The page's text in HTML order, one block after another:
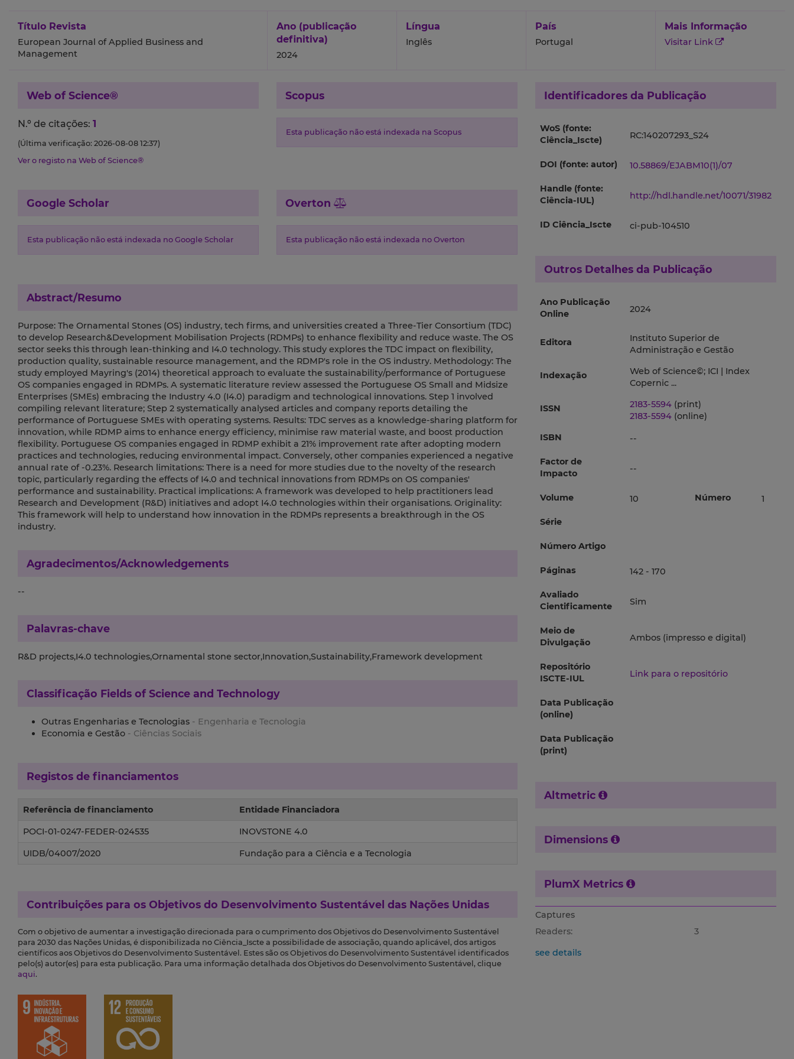
Título Revista
European Journal of Applied Business and
Management
Ano (publicação
definitiva)
2024
Língua
Inglês
País
Portugal
Mais Informação
Visitar Link
Web of Science®
N.º de citações: 1
(Última verificação: 2026-08-08 12:37)
Ver o registo na Web of Science®
Scopus
Esta publicação não está indexada na Scopus
Google Scholar
Esta publicação não está indexada no Google Scholar
Overton
Esta publicação não está indexada no Overton
Abstract/Resumo
Purpose: The Ornamental Stones (OS) industry, tech firms, and universities created a Three-Tier Consortium (TDC)
to develop Research&Development Mobilisation Projects (RDMPs) to enhance flexibility and reduce waste. The OS
sector seeks this through lean-thinking and I4.0 technology. This study explores the TDC impact on flexibility,
production quality, sustainable resource management, and the RDMP's role in the OS industry. Methodology: The
study employed Mayring's (2014) theoretical approach to evaluate the sustainability/performance of Portuguese
OS companies engaged in RDMPs. A systematic literature review assessed the Portuguese OS Small and Midsize
Enterprises (SMEs) embracing the Industry 4.0 (I4.0) paradigm and technological innovations. Step 1 involved
compiling relevant literature; Step 2 systematically analysed articles and company reports detailing the
performance of Portuguese SMEs with operating systems. Results: TDC serves as a knowledge-sharing platform for
innovation, while RDMP aims to enhance energy efficiency, minimise raw material waste, and boost production
flexibility. Portuguese OS companies engaged in RDMP exhibit a 21% improvement rate after adopting modern
practices and technologies, reducing environmental impact. Conversely, other companies experienced a negative
annual rate of -0.23%. Research limitations: There is a need for more studies due to the novelty of the research
topic, particularly regarding the effects of I4.0 and technical innovations from RDMPs on OS companies'
performance and sustainability. Practical implications: A framework was developed to help practitioners lead
Research and Development (R&D) initiatives and adopt I4.0 technologies within their organisations. Originality:
This framework will help to understand how innovation in the RDMPs represents a breakthrough in the OS
industry.
Agradecimentos/Acknowledgements
--
Palavras-chave
R&D projects,I4.0 technologies,Ornamental stone sector,Innovation,Sustainability,Framework development
Classificação Fields of Science and Technology
Outras Engenharias e Tecnologias - Engenharia e Tecnologia
Economia e Gestão - Ciências Sociais
Registos de financiamentos
Referência de financiamento Entidade Financiadora
POCI-01-0247-FEDER-024535 INOVSTONE 4.0
UIDB/04007/2020 Fundação para a Ciência e a Tecnologia
Contribuições para os Objetivos do Desenvolvimento Sustentável das Nações Unidas
Com o objetivo de aumentar a investigação direcionada para o cumprimento dos Objetivos do Desenvolvimento Sustentável
para 2030 das Nações Unidas, é disponibilizada no Ciência_Iscte a possibilidade de associação, quando aplicável, dos artigos
científicos aos Objetivos do Desenvolvimento Sustentável. Estes são os Objetivos do Desenvolvimento Sustentável identificados
pelo(s) autor(es) para esta publicação. Para uma informação detalhada dos Objetivos do Desenvolvimento Sustentável, clique
aqui.
Identificadores da Publicação
WoS (fonte:
Ciência_Iscte)
RC:140207293_S24
DOI (fonte: autor) 10.58869/EJABM10(1)/07
Handle (fonte:
Ciência-IUL)
http://hdl.handle.net/10071/31982
ID Ciência_Iscte ci-pub-104510
Outros Detalhes da Publicação
Ano Publicação
Online
2024
Editora
Instituto Superior de
Administração e Gestão
Indexação
Web of Science©; ICI | Index
Copernic ...
ISSN 2183-5594 (print)
2183-5594 (online)
ISBN
--
Factor de
Impacto
--
Volume 10 Número 1
Série
Número Artigo
Páginas 142 - 170
Avaliado
Cientificamente
Sim
Meio de
Divulgação
Ambos (impresso e digital)
Repositório
ISCTE-IUL
Link para o repositório
Data Publicação
(online)
Data Publicação
(print)
Altmetric
Dimensions
PlumX Metrics
Captures
Readers:
3
see details